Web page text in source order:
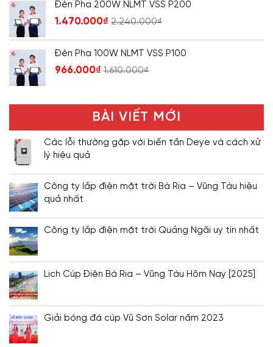
Đèn Pha 200W NLMT VSS P200
1.470.000₫ 2.240.000₫
Đèn Pha 100W NLMT VSS P100
966.000₫ 1.610.000₫
BÀI VIẾT MỚI
Các lỗi thường gặp với biến tần Deye và cách xử
lý hiệu quả
Công ty lắp điện mặt trời Bà Rịa – Vũng Tàu hiệu
quả nhất
Công ty lắp điện mặt trời Quảng Ngãi uy tín nhất
Lịch Cúp Điện Bà Rịa – Vũng Tàu Hôm Nay [2025]
Giải bóng đá cúp Vũ Sơn Solar năm 2023